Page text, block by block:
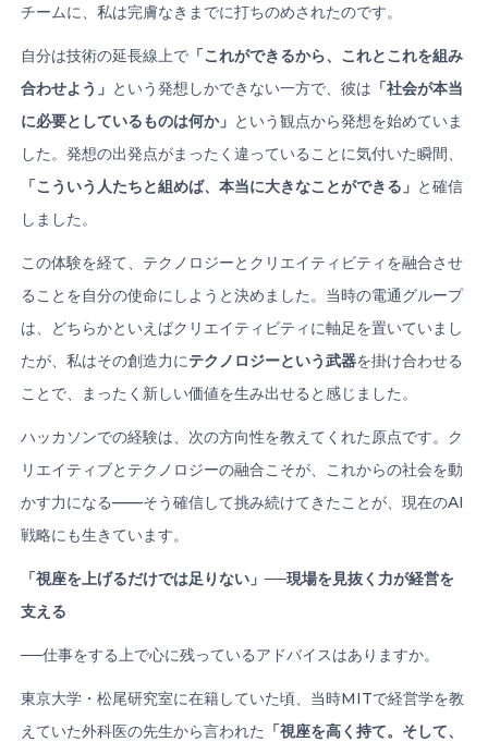
チームに、私は完膚なきまでに打ちのめされたのです。
自分は技術の延長線上で 「これができるから、これとこれを組み
合わせよう」 という発想しかできない一方で、彼は 「社会が本当
に必要としているものは何か」 という観点から発想を始めていま
した。発想の出発点がまったく違っていることに気付いた瞬間、
「こういう人たちと組めば、本当に大きなことができる」 と確信
しました。
この体験を経て、テクノロジーとクリエイティビティを融合させ
ることを自分の使命にしようと決めました。当時の電通グループ
は、どちらかといえばクリエイティビティに軸足を置いていまし
たが、私はその創造力にテクノロジーという武器を掛け合わせる
ことで、まったく新しい価値を生み出せると感じました。
ハッカソンでの経験は、次の方向性を教えてくれた原点です。ク
リエイティブとテクノロジーの融合こそが、これからの社会を動
かす力になる——そう確信して挑み続けてきたことが、現在のAI
戦略にも生きています。
「視座を上げるだけでは足りない」 ──現場を見抜く力が経営を
支える
──仕事をする上で心に残っているアドバイスはありますか。
東京大学・松尾研究室に在籍していた頃、当時MITで経営学を教
えていた外科医の先生から言われた 「視座を高く持て。そして、